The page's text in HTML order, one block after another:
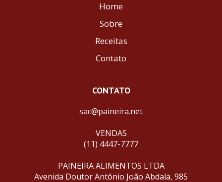
Home
Sobre
Receitas
Contato
CONTATO
sac@paineira.net
VENDAS
(11) 4447-7777
PAINEIRA ALIMENTOS LTDA
Avenida Doutor Antônio João Abdala, 985